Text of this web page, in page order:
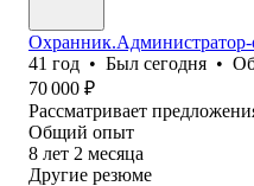
Охранник.Администратор-
41 год • Был сегодня •
70 000 ₽
Рассматривает
Общий опыт
8 лет 2 месяца
Другие резюме